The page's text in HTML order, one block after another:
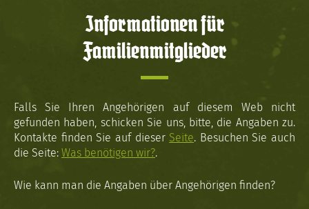
Informationen für
Familienmitglieder
Falls Sie Ihren Angehörigen auf diesem Web nicht
gefunden haben, schicken Sie uns, bitte, die Angaben zu.
Kontakte finden Sie auf dieser Seite. Besuchen Sie auch
die Seite: Was benötigen wir?.
Wie kann man die Angaben über Angehörigen finden?